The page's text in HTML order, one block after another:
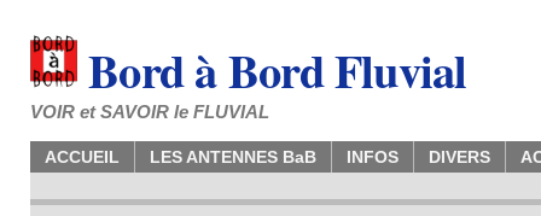
Bord à Bord Fluvial
VOIR et SAVOIR le FLUVIAL
ACCUEIL LES ANTENNES BaB INFOS DIVERS